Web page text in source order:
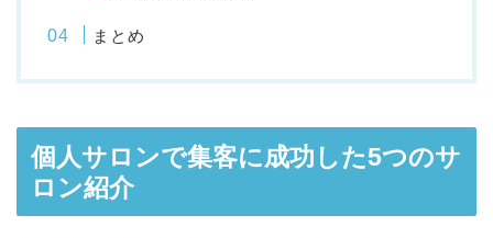
まとめ
個人サロンで集客に成功した5つのサ
ロン紹介